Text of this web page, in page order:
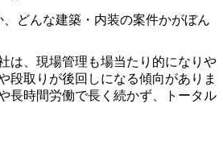
どんな建築・内装の案件かがぼん
は、現場管理も場当たり的になりや
段取りが後回しになる傾向がありま
長時間労働で長く続かず、トータル